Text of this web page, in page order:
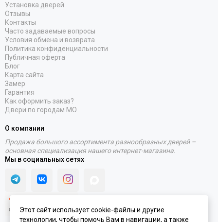
Установка дверей
Отзывы
Контакты
Часто задаваемые вопросы
Условия обмена и возврата
Политика конфиденциальности
Публичная оферта
Блог
Карта сайта
Замер
Гарантия
Как оформить заказ?
Двери по городам МО
О компании
Продажа большого ассортимента разнообразных дверей –
основная специализация нашего интернет-магазина.
Мы в социальных сетях
Этот сайт использует cookie-файлы и другие
технологии, чтобы помочь Вам в навигации, а также